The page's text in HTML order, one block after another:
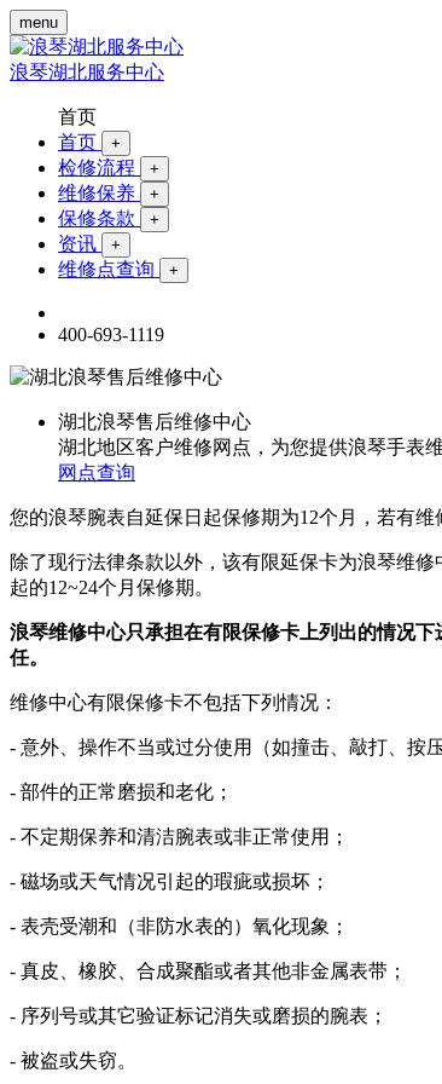
menu
浪琴湖北服务中心
首页
首页
+
检修流程 +
维修保养 +
保修条款 +
资讯 +
维修点查询 +
400-693-1119
湖北浪琴售后维修中心
湖北地区客户维修网点，为您提供浪琴手表
网点查询
您的浪琴腕表自延保日起保修期为12个月，若有
除了现行法律条款以外，该有限延保卡为浪琴维
起的12~24个月保修期。
浪琴维修中心只承担在有限保修卡上列出的情况
任。
维修中心有限保修卡不包括下列情况：
- 意外、操作不当或过分使用（如撞击、敲打、按
- 部件的正常磨损和老化；
- 不定期保养和清洁腕表或非正常使用；
- 磁场或天气情况引起的瑕疵或损坏；
- 表壳受潮和（非防水表的）氧化现象；
- 真皮、橡胶、合成聚酯或者其他非金属表带；
- 序列号或其它验证标记消失或磨损的腕表；
- 被盗或失窃。